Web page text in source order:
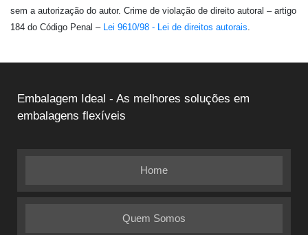
sem a autorização do autor. Crime de violação de direito autoral – artigo
184 do Código Penal –
Lei 9610/98 - Lei de direitos autorais
Embalagem Ideal - As melhores soluções em
embalagens flexíveis
Home
Quem Somos